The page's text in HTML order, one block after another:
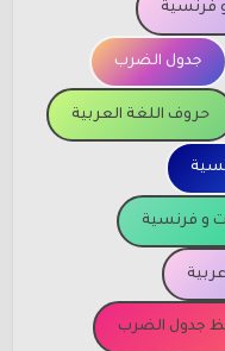
جدول الضرب
حروف اللغة العربية
و فرنسية
جدول الضرب